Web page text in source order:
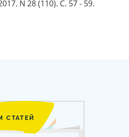
N 28 (110). С. 57 - 59.
СТАТЕЙ